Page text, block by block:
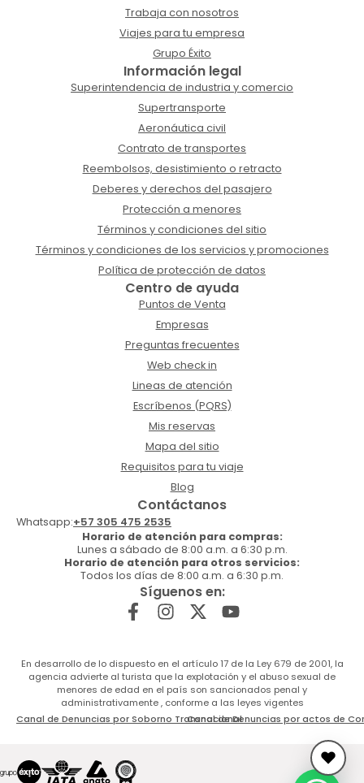
Trabaja con nosotros
Viajes para tu empresa
Grupo Éxito
Información legal
Superintendencia de industria y comercio
Supertransporte
Aeronáutica civil
Contrato de transportes
Reembolsos, desistimiento o retracto
Deberes y derechos del pasajero
Protección a menores
Términos y condiciones del sitio
Términos y condiciones de los servicios y promociones
Política de protección de datos
Centro de ayuda
Puntos de Venta
Empresas
Preguntas frecuentes
Web check in
Lineas de atención
Escríbenos (PQRS)
Mis reservas
Mapa del sitio
Requisitos para tu viaje
Blog
Contáctanos
Whatsapp:+57 305 475 2535
Horario de atención para compras:
Lunes a sábado de 8:00 a.m. a 6:30 p.m.
Horario de atención para otros servicios:
Todos los días de 8:00 a.m. a 6:30 p.m.
Síguenos en:
En desarrollo de lo dispuesto en el artículo 17 de la Ley 679 de 2001, la
agencia advierte al turista que la explotación y el abuso sexual de
menores de edad en el país son sancionados penal y
administrativamente , conforme a las leyes vigentes
Canal de Denuncias por Soborno TransnacionalCanal de Denuncias por actos de